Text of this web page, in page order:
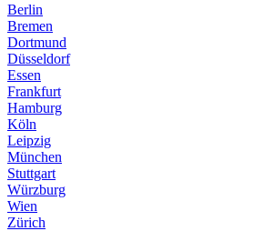
Berlin
Bremen
Dortmund
Düsseldorf
Essen
Frankfurt
Hamburg
Köln
Leipzig
München
Stuttgart
Würzburg
Wien
Zürich